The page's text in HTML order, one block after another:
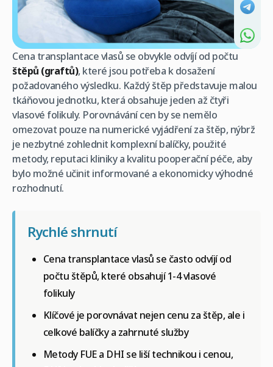
Cena transplantace vlasů se obvykle odvíjí od počtu
štěpů (graftů), které jsou potřeba k dosažení
požadovaného výsledku. Každý štěp představuje malou
tkáňovou jednotku, která obsahuje jeden až čtyři
vlasové folikuly. Porovnávání cen by se nemělo
omezovat pouze na numerické vyjádření za štěp, nýbrž
je nezbytné zohlednit komplexní balíčky, použité
metody, reputaci kliniky a kvalitu pooperační péče, aby
bylo možné učinit informované a ekonomicky výhodné
rozhodnutí.
Rychlé shrnutí
Cena transplantace vlasů se často odvíjí od
počtu štěpů, které obsahují 1-4 vlasové
folikuly
Klíčové je porovnávat nejen cenu za štěp, ale i
celkové balíčky a zahrnuté služby
Metody FUE a DHI se liší technikou i cenou,